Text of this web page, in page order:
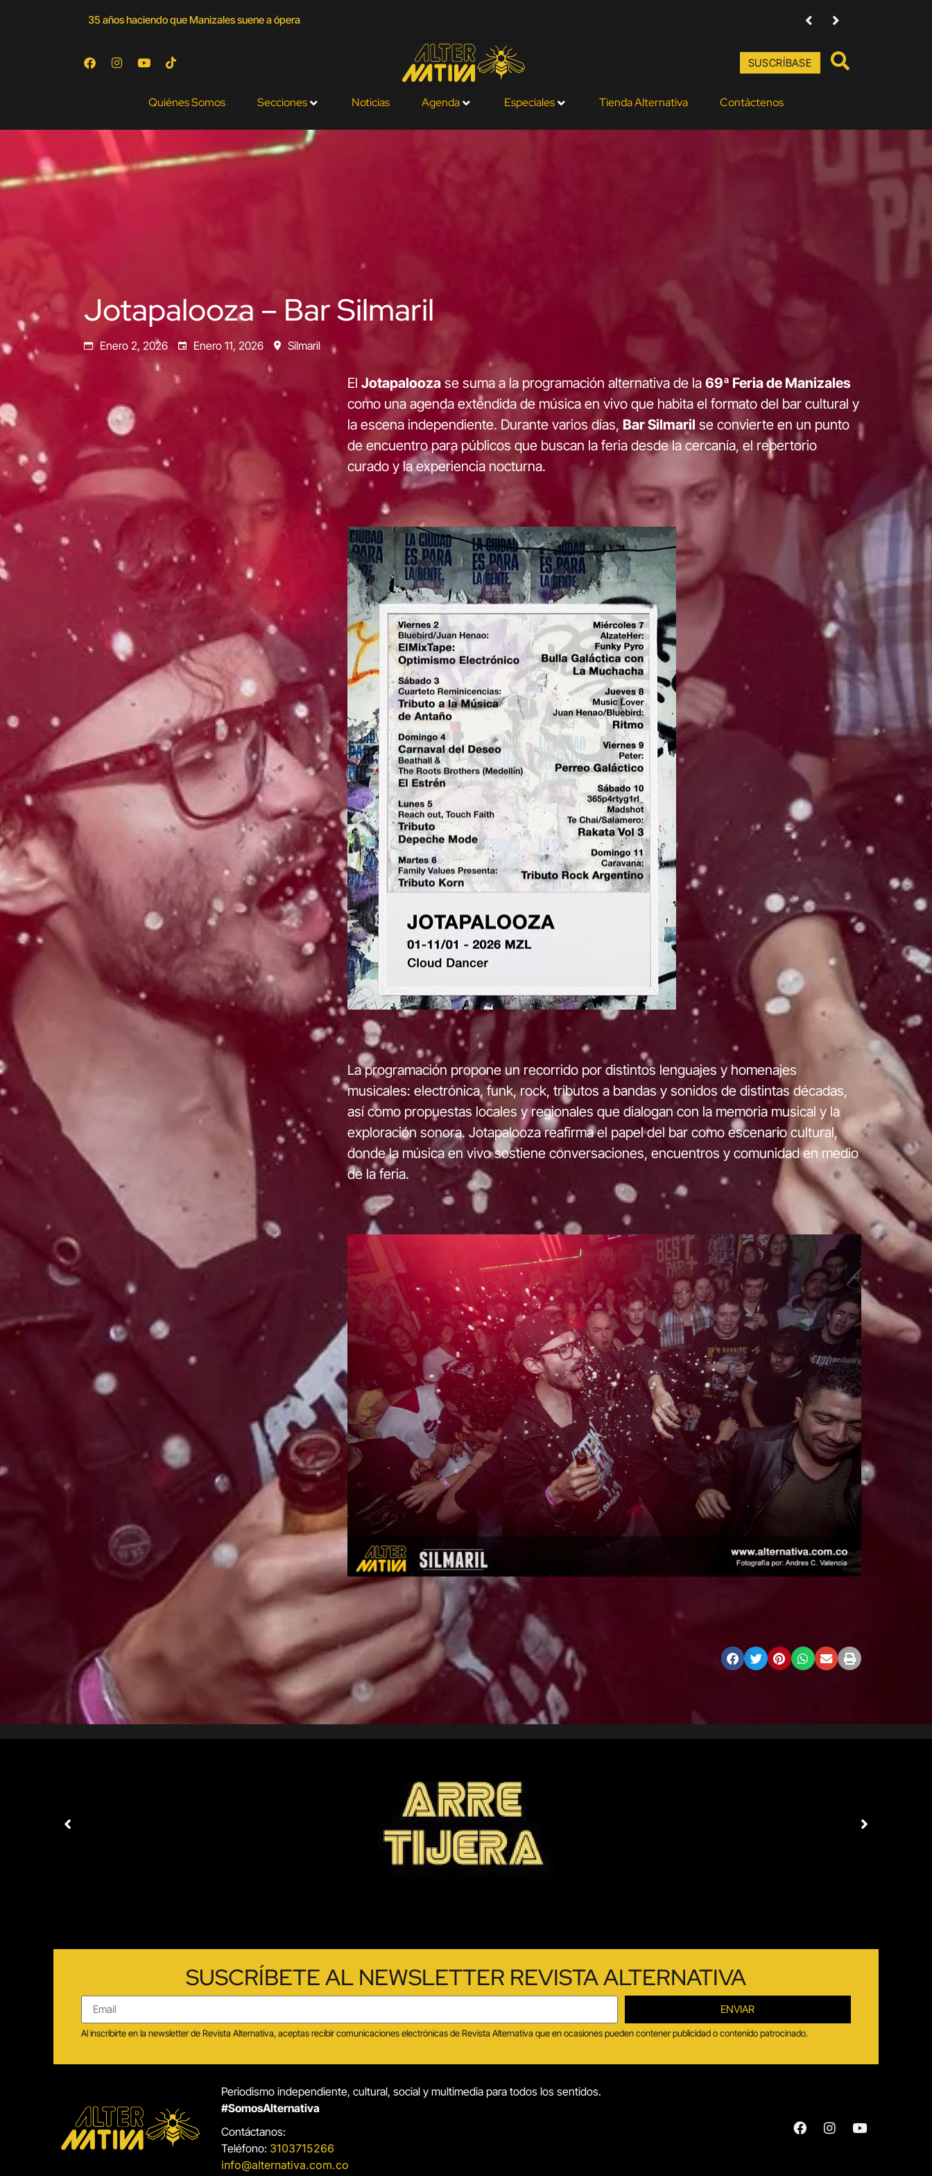
35 años haciendo que Manizales suene a ópera Amenazas contra directores de
SUSCRÍBASE
Quiénes Somos Secciones Noticias Agenda Especiales Tienda Alternativa Contáctenos
Jotapalooza – Bar Silmaril
Enero 2, 2026 Enero 11, 2026 Silmaril
El Jotapaloozase suma a la programación alternativa de la 69ª Feria de Manizales
como una agenda extendida de música en vivo que habita el formato del bar cultural y
la escena independiente. Durante varios días, Bar Silmaril se convierte en un punto
de encuentro para públicos que buscan la feria desde la cercanía, el repertorio
curado y la experiencia nocturna.
La programación propone un recorrido por distintos lenguajes y homenajes
musicales: electrónica, funk, rock, tributos a bandas y sonidos de distintas décadas,
así como propuestas locales y regionales que dialogan con la memoria musical y la
exploración sonora. Jotapalooza reafirma el papel del bar como escenario cultural,
donde la música en vivo sostiene conversaciones, encuentros y comunidad en medio
de la feria.
SUSCRÍBETE AL NEWSLETTER REVISTA ALTERNATIVA
ENVIAR
Al inscribirte en la newsletter de Revista Alternativa, aceptas recibir comunicaciones electrónicas de Revista Alternativa que en ocasiones pueden contener publicidad o contenido patrocinado.
Periodismo independiente, cultural, social y multimedia para todos los sentidos.
#SomosAlternativa
Contáctanos:
Teléfono: 3103715266
info@alternativa.com.co